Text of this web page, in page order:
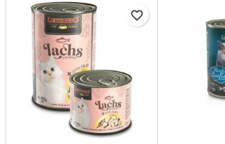
favorite_border